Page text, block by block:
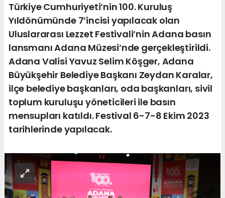
Türkiye Cumhuriyeti’nin 100. Kuruluş
Yıldönümünde 7’incisi yapılacak olan
Uluslararası Lezzet Festivali’nin Adana basın
lansmanı Adana Müzesi’nde gerçekleştirildi.
Adana Valisi Yavuz Selim Köşger, Adana
Büyükşehir Belediye Başkanı Zeydan Karalar,
ilçe belediye başkanları, oda başkanları, sivil
toplum kuruluşu yöneticileri ile basın
mensupları katıldı. Festival 6-7-8 Ekim 2023
tarihlerinde yapılacak.